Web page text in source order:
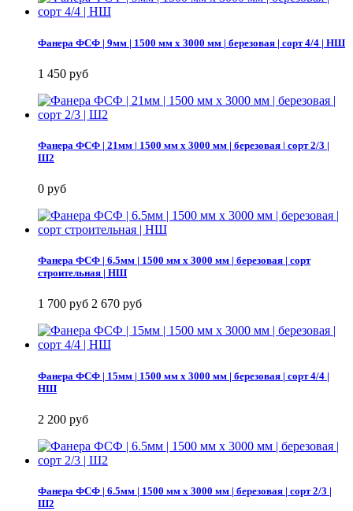
Фанера ФСФ | 9мм | 1500 мм х 3000 мм | березовая | сорт 4/4 | НШ
1 450 руб
Фанера ФСФ | 21мм | 1500 мм х 3000 мм | березовая | сорт 2/3 |
Ш2
0 руб
Фанера ФСФ | 6.5мм | 1500 мм х 3000 мм | березовая | сорт
строительная | НШ
1 700 руб 2 670 руб
Фанера ФСФ | 15мм | 1500 мм х 3000 мм | березовая | сорт 4/4 |
НШ
2 200 руб
Фанера ФСФ | 6.5мм | 1500 мм х 3000 мм | березовая | сорт 2/3 |
Ш2